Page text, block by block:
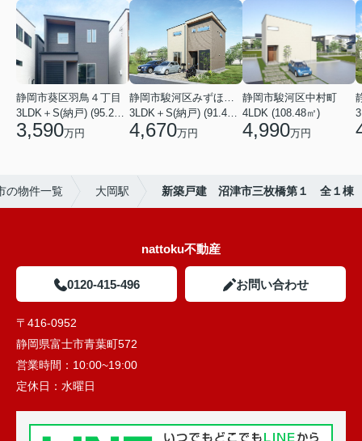
静岡市葵区羽鳥４丁目
3,590万円 4,670万円
静岡市駿河区中村町
4LDK (108.48㎡)
4,990万円
の物件一覧 大岡駅 新築戸建 沼津市三枚橋第１ 全１棟
nattoku不動産
0120-415-496 お問い合わせ
〒416-0952
静岡県富士市青葉町572
営業時間： 10:00~19:00
定休日： 水曜日